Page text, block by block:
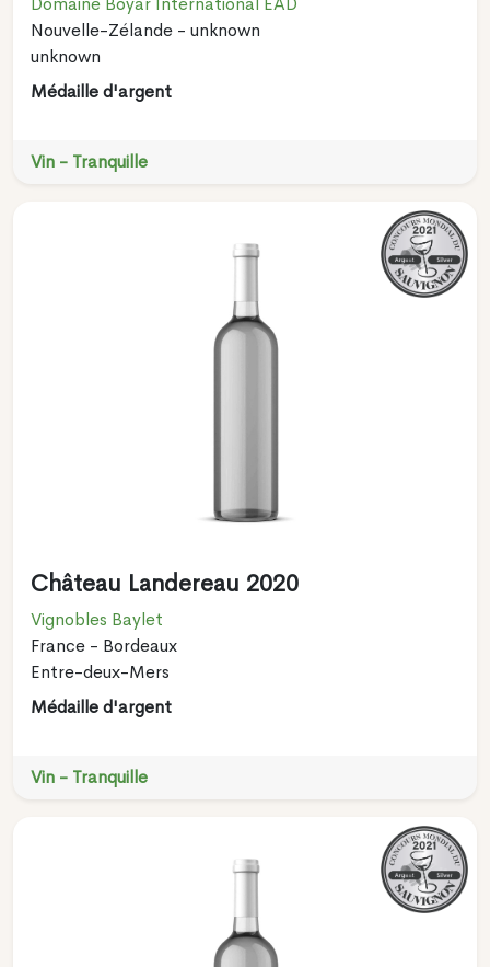
Nouvelle-Zélande - unknown
unknown
Médaille d'argent
Vin - Tranquille
Château Landereau 2020
Vignobles Baylet
France - Bordeaux
Entre-deux-Mers
Médaille d'argent
Vin - Tranquille